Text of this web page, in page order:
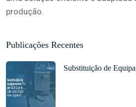
produção.
Publicações Recentes
Substituição de